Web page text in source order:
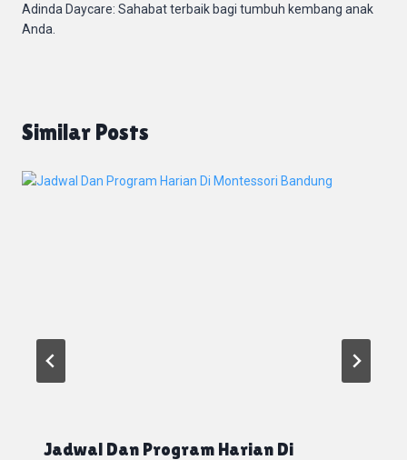
Adinda Daycare: Sahabat terbaik bagi tumbuh kembang anak
Anda.
Similar Posts
Jadwal Dan Program Harian Di